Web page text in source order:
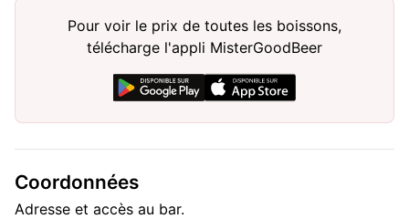
Pour voir le prix de toutes les boissons,
télécharge l'appli MisterGoodBeer
Coordonnées
Adresse et accès au bar.